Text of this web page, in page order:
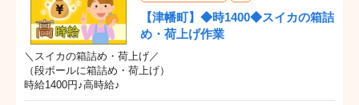
【津幡町】◆時1400◆スイカの箱詰
め・荷上げ作業
＼スイカの箱詰め・荷上げ／
（段ボールに箱詰め・荷上げ）
時給1400円♪高時給♪